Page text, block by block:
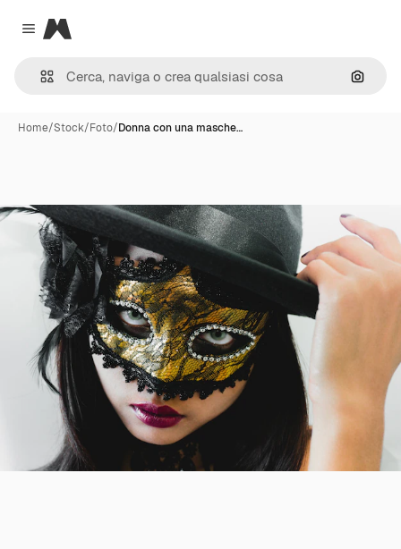
Close menu
Magnific
Cerca
Home/Stock/Foto/Donna con una masche…